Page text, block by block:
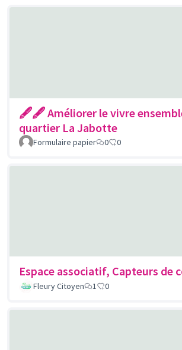
🖋🖋 Améliorer le vivre
quartier La Jabotte
Formulaire papier 0 0
Espace associatif, Capteurs de
Fleury Citoyen
1 0